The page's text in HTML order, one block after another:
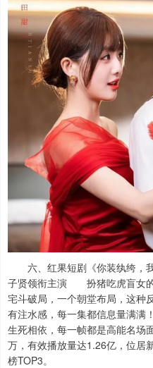
六、红果短剧《你装纨绔，
子贤领衔主演 扮猪吃虎盲女的
宅斗破局，一个朝堂布局，这种
有注水感，每一集都信息量满满
生死相依，每一帧都是高能名
万，有效播放量达1.26亿，位居
榜TOP3。